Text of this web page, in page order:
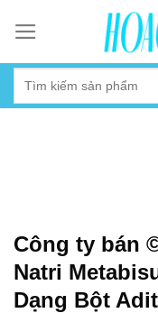
content
Công ty bán
Natri
Dạng Bột